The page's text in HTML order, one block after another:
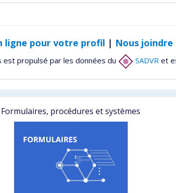
ligne pour votre profil | Nous joindre
propulsé par les données du SADVRet
Formulaires, procédures et systèmes